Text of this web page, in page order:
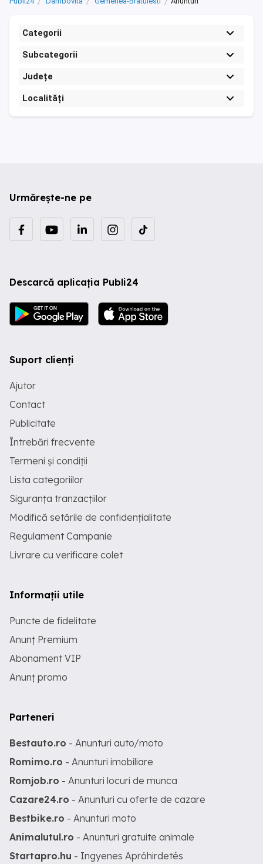
Categorii
Subcategorii
Județe
Localități
Urmărește-ne pe
Descarcă aplicația Publi24
Suport clienți
Ajutor
Contact
Publicitate
Întrebări frecvente
Termeni și condiții
Lista categoriilor
Siguranța tranzacțiilor
Modifică setările de confidențialitate
Regulament Campanie
Livrare cu verificare colet
Informații utile
Puncte de fidelitate
Anunț Premium
Abonament VIP
Anunț promo
Parteneri
Bestauto.ro - Anunturi auto/moto
Romimo.ro - Anunturi imobiliare
Romjob.ro - Anunturi locuri de munca
Cazare24.ro - Anunturi cu oferte de cazare
Bestbike.ro - Anunturi moto
Animalutul.ro - Anunturi gratuite animale
Startapro.hu - Ingyenes Apróhirdetés